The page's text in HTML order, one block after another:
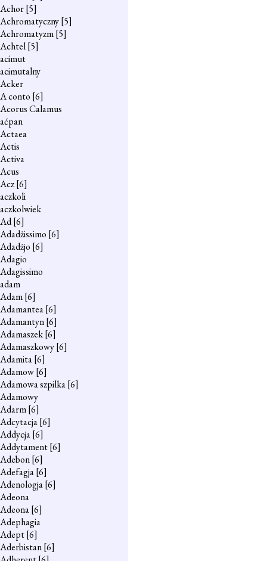
Achor[5]
Achromatyczny[5]
Achromatyzm[5]
Achtel[5]
acimut
acimutalny
Acker
A conto [6]
Acorus Calamus
aćpan
Actaea
Actis
Activa
Acus
Acz[6]
aczkoli
aczkolwiek
Ad[6]
Adadżissimo [6]
Adadżjo [6]
Adagio
Adagissimo
adam
Adam[6]
Adamantea[6]
Adamantyn[6]
Adamaszek[6]
Adamaszkowy[6]
Adamita[6]
Adamow[6]
Adamowa szpilka[6]
Adamowy
Adarm[6]
Adcytacja[6]
Addycja[6]
Addytament[6]
Adebon[6]
Adefagja[6]
Adenologja[6]
Adeona
Adeona[6]
Adephagia
Adept[6]
Aderbistan[6]